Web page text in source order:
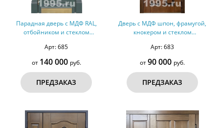
Парадная дверь с МДФ RAL,
отбойником и стеклом
Арт: 685
от 140 000 руб.
ПРЕДЗАКАЗ
Дверь с МДФ шпон, фрамугой,
кнокером и стеклом
Арт: 683
от90 000 руб.
ПРЕДЗАКАЗ